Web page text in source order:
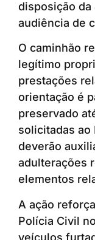
disposição da
audiência de
O caminhão
legítimo
prestações
orientação é
preservado
solicitadas
deverão
adulterações
elementos
A ação
Polícia Civil
veículos